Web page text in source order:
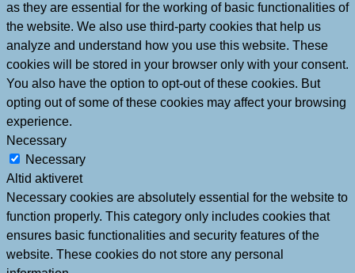
as they are essential for the working of basic functionalities of
the website. We also use third-party cookies that help us
analyze and understand how you use this website. These
cookies will be stored in your browser only with your consent.
You also have the option to opt-out of these cookies. But
opting out of some of these cookies may affect your browsing
experience.
Necessary
Necessary
Altid aktiveret
Necessary cookies are absolutely essential for the website to
function properly. This category only includes cookies that
ensures basic functionalities and security features of the
website. These cookies do not store any personal